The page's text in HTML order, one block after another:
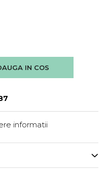
IN COS
informatii